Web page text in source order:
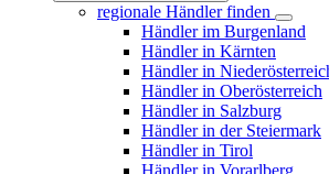
regionale Händler finden
Händler im Burgenland
Händler in Kärnten
Händler in
Händler in Oberösterreich
Händler in Salzburg
Händler in der Steiermark
Händler in Tirol
Händler in Vorarlberg